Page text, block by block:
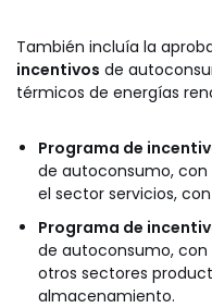
También incluía la
incentivos de
térmicos de energías
Programa de
de autoconsumo,
el sector servicios,
Programa de
de autoconsumo,
otros sectores
almacenamiento.